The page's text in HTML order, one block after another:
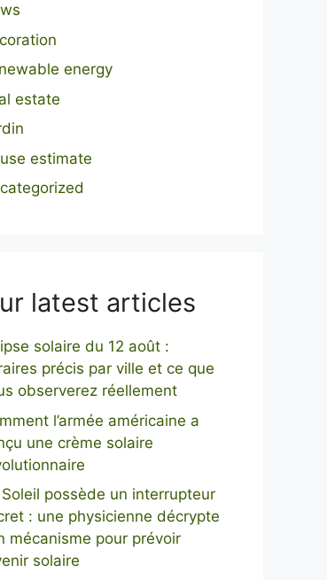
energy
estate
estimate
latest articles
solaire du 12 août :
précis par ville et ce que
observerez réellement
l’armée américaine a
une crème solaire
possède un interrupteur
: une physicienne décrypte
mécanisme pour prévoir
solaire